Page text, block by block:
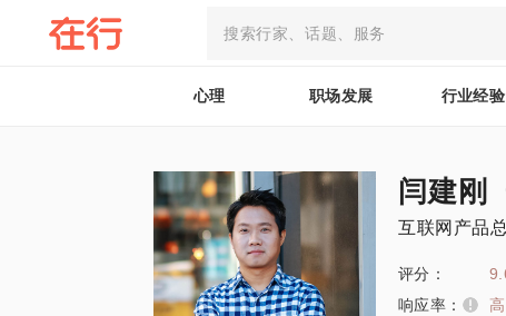
心理 职场发展 行业经验
闫建刚
互联网产品
评分：
响应率：
高